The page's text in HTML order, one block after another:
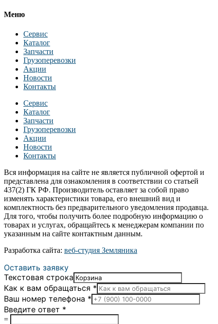
Меню
Сервис
Каталог
Запчасти
Грузоперевозки
Акции
Новости
Контакты
Сервис
Каталог
Запчасти
Грузоперевозки
Акции
Новости
Контакты
Вся информация на сайте не является публичной офертой и
представлена для ознакомления в соответствии со статьей
437(2) ГК РФ. Производитель оставляет за собой право
изменять характеристики товара, его внешний вид и
комплектность без предварительного уведомления продавца.
Для того, чтобы получить более подробную информацию о
товарах и услугах, обращайтесь к менеджерам компании по
указанным на сайте контактным данным.
Разработка сайта: веб-студия Земляника
Оставить заявку
Текстовая строка
Как к вам обращаться *
Ваш номер телефона *
Введите ответ *
=